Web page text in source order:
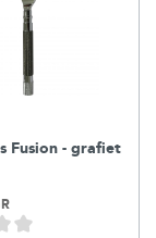
Fusion - grafiet